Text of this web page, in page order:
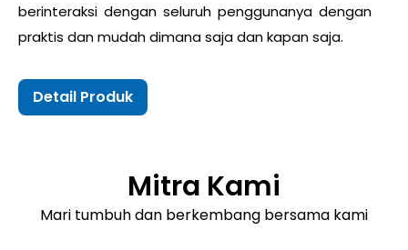
berinteraksi dengan seluruh penggunanya dengan
praktis dan mudah dimana saja dan kapan saja.
Detail Produk
Mitra Kami
Mari tumbuh dan berkembang bersama kami